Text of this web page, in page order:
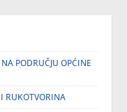
PODRUČJU OPĆINE
RUKOTVORINA